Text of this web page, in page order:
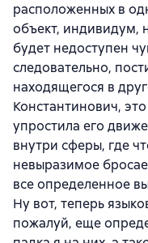
расположенных в
объект, индивидум,
будет недоступен
следовательно,
находящегося в
Константинович,
упростила его
внутри сферы, где
невыразимое
все определенное
Ну вот, теперь
пожалуй, еще